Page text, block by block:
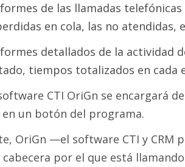
de las llamadas
en cola, las no atendidas,
detallados de la actividad
tiempos totalizados en cada
CTI OriGn se encargará
en un botón del programa.
OriGn —el software CTI y
por el que está